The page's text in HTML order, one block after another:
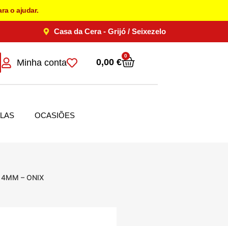
o ajudar.
Casa da Cera - Grijó / Seixezelo
Minha conta 0,00 €
0
OCASIÕES
4MM – ONIX